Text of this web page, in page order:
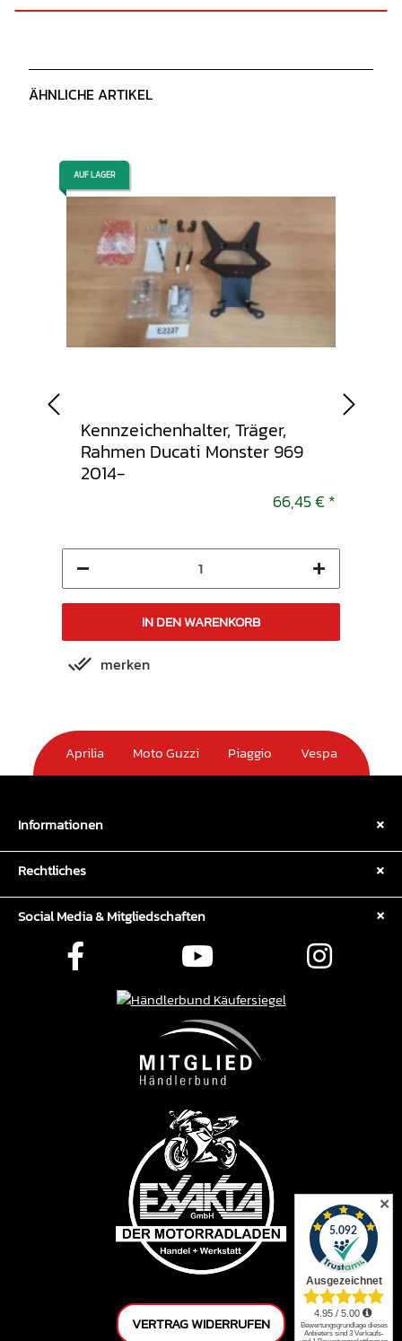
ÄHNLICHE ARTIKEL
AUF LAGER
Kennzeichenhalter, Träger,
Rahmen Ducati Monster 969
2014-
66,45 € *
IN DEN WARENKORB
merken
Aprilia Moto Guzzi Piaggio Vespa
Informationen
Rechtliches
Social Media & Mitgliedschaften
VERTRAG WIDERRUFEN
✕